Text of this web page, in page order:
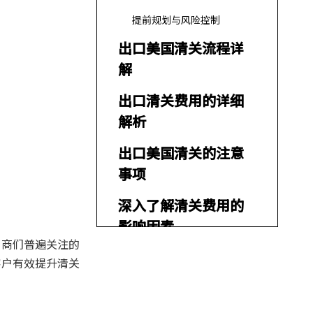
们普遍关注的
有效提升清关
提前规划与风险控制
出口美国清关流程详
解
出口清关费用的详细
解析
出口美国清关的注意
事项
深入了解清关费用的
影响因素